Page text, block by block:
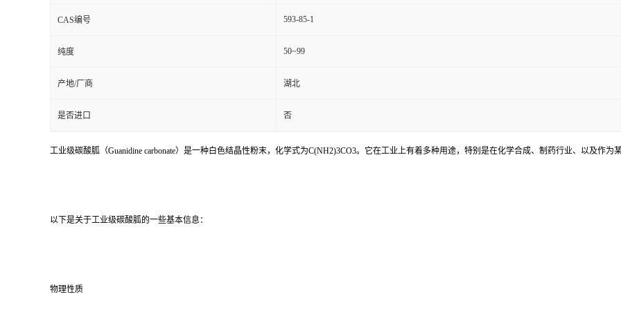
CAS编号 593-85-1
纯度 50~99
产地/厂商 湖北
是否进口 否
工业级碳酸胍（Guanidine carbonate）是一种白色结晶性粉末，化学式为C(NH2)3CO3。它在工业上有着多种用途，特别是在化学合成、制药行业、以及作为
以下是关于工业级碳酸胍的一些基本信息：
物理性质